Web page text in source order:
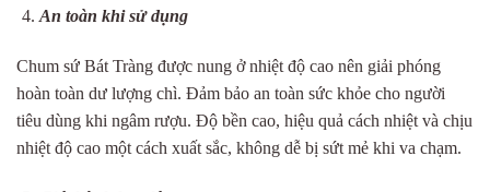
An toàn khi sử dụng
Chum sứ Bát Tràng được nung ở nhiệt độ cao nên giải phóng
hoàn toàn dư lượng chì. Đảm bảo an toàn sức khỏe cho người
tiêu dùng khi ngâm rượu. Độ bền cao, hiệu quả cách nhiệt và chịu
nhiệt độ cao một cách xuất sắc, không dễ bị sứt mẻ khi va chạm.